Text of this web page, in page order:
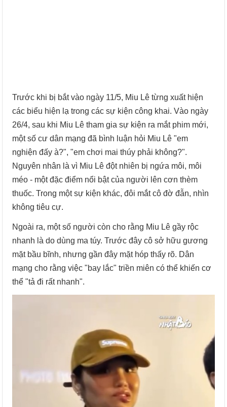
Trước khi bị bắt vào ngày 11/5, Miu Lê từng xuất hiện
các biểu hiện lạ trong các sự kiện công khai. Vào ngày
26/4, sau khi Miu Lê tham gia sự kiện ra mắt phim mới,
một số cư dân mạng đã bình luận hỏi Miu Lê "em
nghiện đấy à?", "em chơi mai thúy phải không?".
Nguyên nhân là vì Miu Lê đột nhiên bị ngứa môi, môi
méo - một đặc điểm nổi bật của người lên cơn thèm
thuốc. Trong một sự kiện khác, đôi mắt cô đờ đẫn, nhìn
không tiêu cự.
Ngoài ra, một số người còn cho rằng Miu Lê gầy rộc
nhanh là do dùng ma túy. Trước đây cô sở hữu gương
mặt bầu bĩnh, nhưng gần đây mặt hóp thấy rõ. Dân
mạng cho rằng việc "bay lắc" triền miên có thể khiến cơ
thể "tả đi rất nhanh".